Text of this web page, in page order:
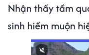
Nhận thấy tầm
sinh hiếm muộn